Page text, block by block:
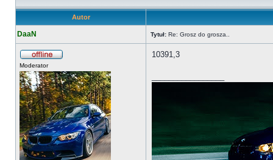
Autor
DaaN Tytuł: Re: Grosz do grosza..
Moderator
10391,3